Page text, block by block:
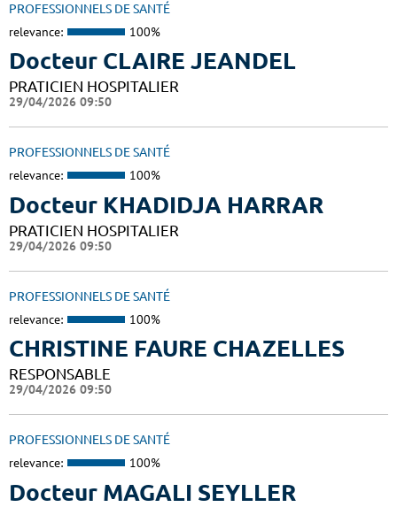
PROFESSIONNELS DE SANTÉ
relevance: 100%
Docteur CLAIRE JEANDEL
PRATICIEN HOSPITALIER
29/04/2026 09:50
PROFESSIONNELS DE SANTÉ
relevance: 100%
Docteur KHADIDJA HARRAR
PRATICIEN HOSPITALIER
29/04/2026 09:50
PROFESSIONNELS DE SANTÉ
relevance: 100%
CHRISTINE FAURE CHAZELLES
RESPONSABLE
29/04/2026 09:50
PROFESSIONNELS DE SANTÉ
relevance: 100%
Docteur MAGALI SEYLLER